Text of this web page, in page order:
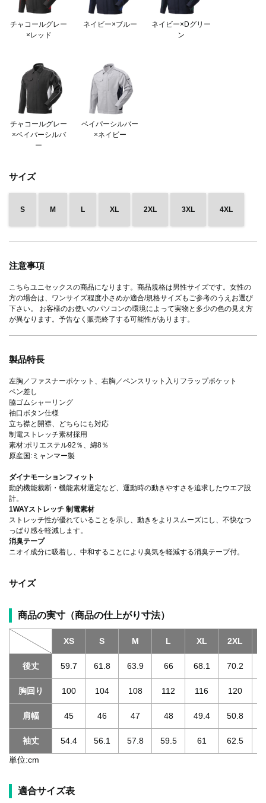
チャコールグレー
×レッド
ネイビー×ブルー
ネイビー×Dグリー
ン
チャコールグレー
×ベイパーシルバ
ー
ベイパーシルバー
×ネイビー
サイズ
S M L XL 2XL 3XL 4XL
注意事項
こちらユニセックスの商品になります。商品規格は男性サイズです。女性の
方の場合は、ワンサイズ程度小さめか適合/規格サイズもご参考のうえお選び
下さい。 お客様のお使いのパソコンの環境によって実物と多少の色の見え方
が異なります。予告なく販売終了する可能性があります。
製品特長
左胸／ファスナーポケット、右胸／ペンスリット入りフラップポケット
ペン差し
脇ゴムシャーリング
袖口ボタン仕様
立ち襟と開襟、どちらにも対応
制電ストレッチ素材採用
素材:ポリエステル92％、綿8％
原産国:ミャンマー製
ダイナモーションフィット
動的機能裁断・機能素材選定など、運動時の動きやすさを追求したウエア設
計。
1WAYストレッチ 制電素材
ストレッチ性が優れていることを示し、動きをよりスムーズにし、不快なつ
っぱり感を軽減します。
消臭テープ
ニオイ成分に吸着し、中和することにより臭気を軽減する消臭テープ付。
サイズ
商品の実寸（商品の仕上がり寸法）
XS S M L XL 2XL
後丈 59.7 61.8 63.9 66 68.1 70.2
胸回り 100 104 108 112 116 120
肩幅 45 46 47 48 49.4 50.8
袖丈 54.4 56.1 57.8 59.5 61 62.5
単位:cm
適合サイズ表